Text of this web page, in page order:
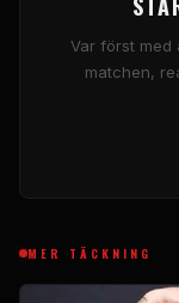
Var först med
matchen,
MER TÄCKNING